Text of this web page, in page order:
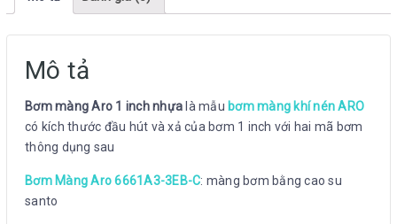
Mô tả
Bơm màng Aro 1 inch nhựalà mẫu bơm màng khí nén ARO
có kích thước đầu hút và xả của bơm 1 inch với hai mã bơm
thông dụng sau
Bơm Màng Aro 6661A3-3EB-C: màng bơm bằng cao su
santo